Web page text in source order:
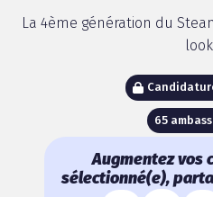
La 4ème génération du
65
Augmentez vos
sélectionné(e),